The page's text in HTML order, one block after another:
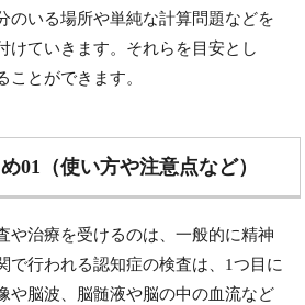
のいる場所や単純な計算問題などを
けていきます。それらを目安とし
ことができます。
01（使い方や注意点など）
や治療を受けるのは、一般的に精神
で行われる認知症の検査は、1つ目に
や脳波、脳髄液や脳の中の血流など